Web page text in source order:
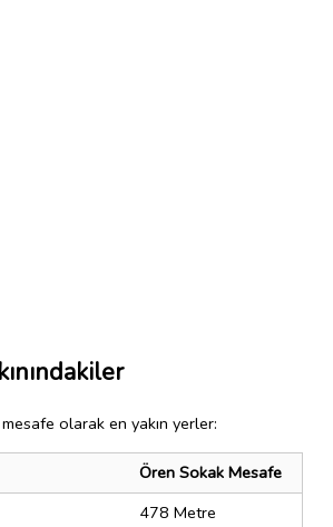
olarak en yakın yerler:
Ören Sokak Mesafe
478 Metre